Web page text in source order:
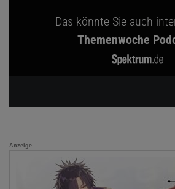
Das könnte Sie auch
Themenwoche
Anzeige